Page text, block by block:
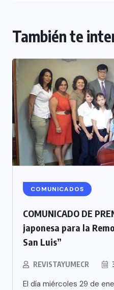
También te
COMUNICADOS
COMUNICADO DE
japonesa para la
San Luis”
REVISTAYUMECR
El día miércoles 29 de